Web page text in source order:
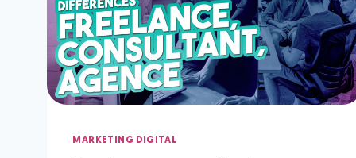
MARKETING DIGITAL